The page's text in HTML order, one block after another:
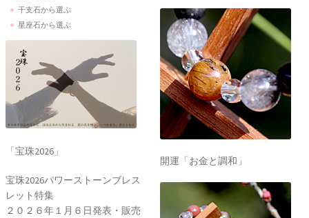
干支石から選ぶ
星座石から選ぶ
「宝珠2026」
宝珠2026パワーストーンブレス
レット特集
２０２６年１月６日発表・販売
開運「お金と調和」